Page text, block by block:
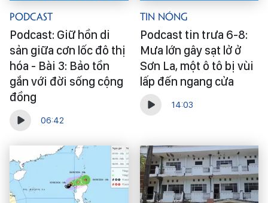
Podcast
Podcast: Giữ hồn di
sản giữa cơn lốc đô thị
hóa - Bài 3: Bảo tồn
gắn với đời sống cộng
đồng
06:42
Tin Nóng
Podcast tin trưa 6-8:
Mưa lớn gây sạt lở ở
Sơn La, một ô tô bị vùi
lấp đến ngang cửa
14:03